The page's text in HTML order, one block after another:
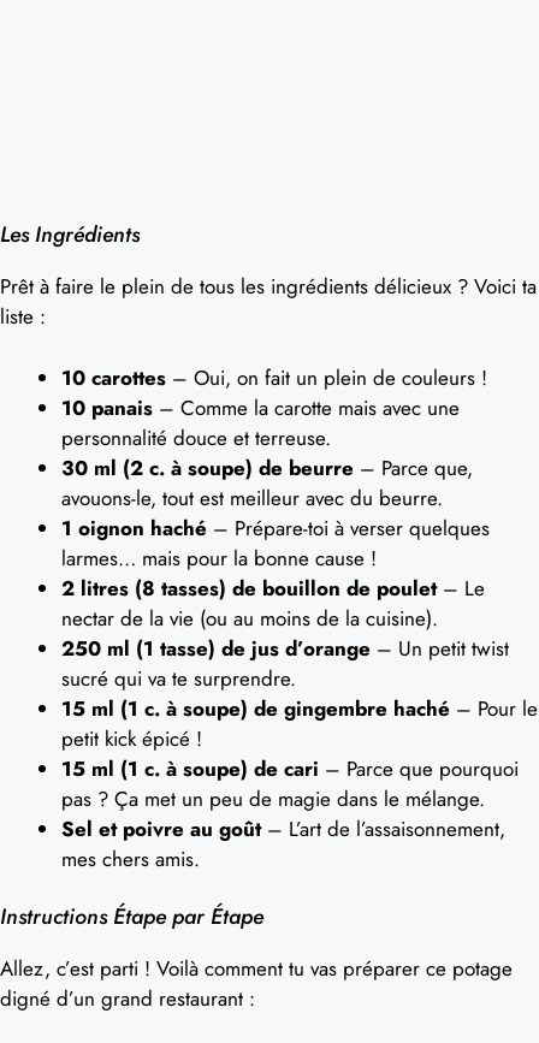
Les Ingrédients
Prêt à faire le plein de tous les ingrédients délicieux ? Voici ta
liste :
10 carottes – Oui, on fait un plein de couleurs !
10 panais – Comme la carotte mais avec une
personnalité douce et terreuse.
30 ml (2 c. à soupe) de beurre – Parce que,
avouons-le, tout est meilleur avec du beurre.
1 oignon haché – Prépare-toi à verser quelques
larmes… mais pour la bonne cause !
2 litres (8 tasses) de bouillon de poulet– Le
nectar de la vie (ou au moins de la cuisine).
250 ml (1 tasse) de jus d’orange – Un petit twist
sucré qui va te surprendre.
15 ml (1 c. à soupe) de gingembre haché – Pour le
petit kick épicé !
15 ml (1 c. à soupe) de cari – Parce que pourquoi
pas ? Ça met un peu de magie dans le mélange.
Sel et poivre au goût– L’art de l’assaisonnement,
mes chers amis.
Instructions Étape par Étape
Allez, c’est parti ! Voilà comment tu vas préparer ce potage
digné d’un grand restaurant :